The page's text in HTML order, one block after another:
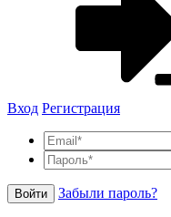
Вход Регистрация
Войти Забыли пароль?